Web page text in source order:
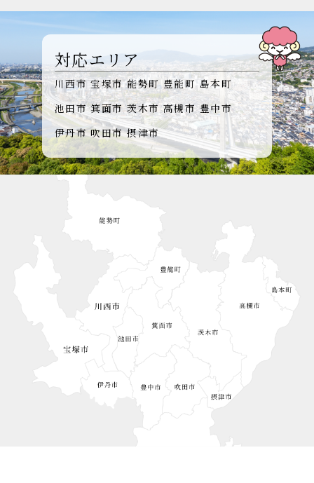
対応エリア
川西市 宝塚市 能勢町 豊能町 島本町
池田市 箕面市 茨木市 高槻市 豊中市
伊丹市 吹田市 摂津市